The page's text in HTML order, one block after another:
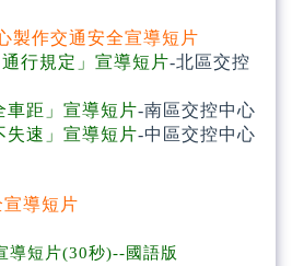
製作交通安全宣導短片
行規定」宣導短片-北區交控
車距」宣導短片-南區交控中心
失速」宣導短片-中區交控中心
宣導短片
導短片(30秒)--國語版